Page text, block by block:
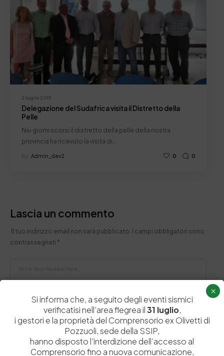
2 Luglio 2015
Delegazione del Sudafrica visita il Distretto della
Pelle
Nei giorni scorsi il distretto della pelle della nostra
provincia ha ricevuto la visita di…
by Admin_dev2 0 0
Lascia un commento
Il tuo indirizzo email non sarà pubblicato. I campi obbligatori sono
contrassegnati *
Si informa che, a seguito degli eventi sismici
verificatisi nell’area flegrea il31 luglio,
i gestori e la proprietà del Comprensorio ex Olivetti di
Pozzuoli, sede della SSIP,
hanno disposto l’interdizione dell’accesso al
Comprensorio fino a nuova comunicazione,
×